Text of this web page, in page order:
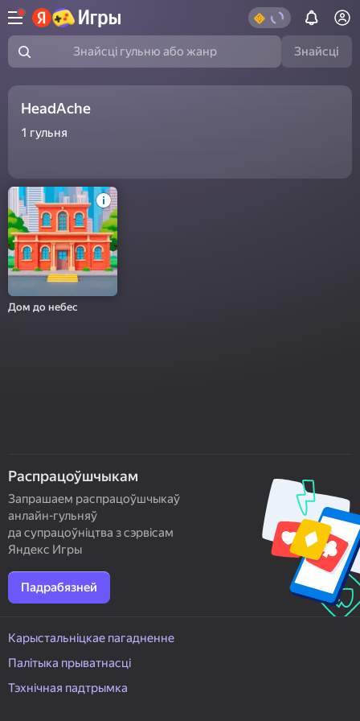
Знайсці гульню або жанр Знайсці
HeadAche
1 гульня
Дом до небес
Распрацоўшчыкам
Запрашаем распрацоўшчыкаў
анлайн-гульняў
да супрацоўніцтва з сэрвісам
Яндекс Игры
Падрабязней
Карыстальніцкае пагадненне
Палітыка прыватнасці
Тэхнічная падтрымка